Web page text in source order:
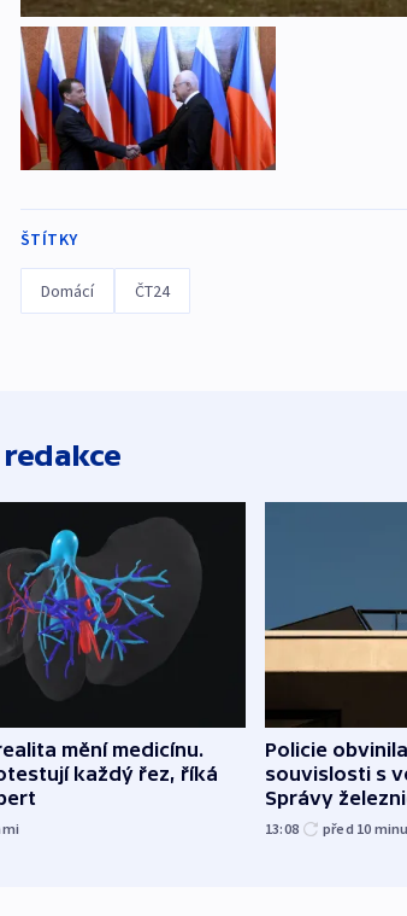
ŠTÍTKY
Domácí ČT24
mění medicínu.
každý řez, říká
Policie
souvislosti s
Správy
13:08 před 10